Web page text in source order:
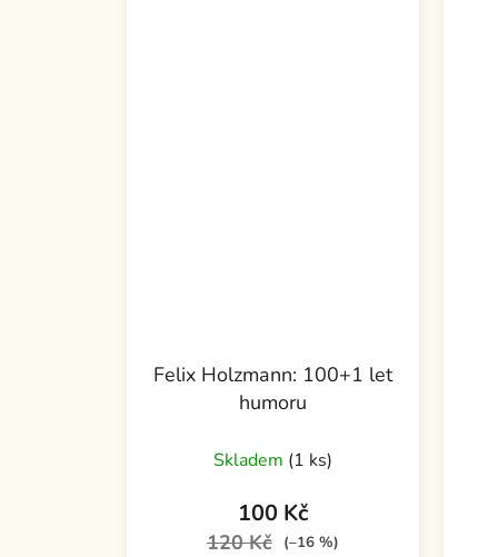
Felix Holzmann: 100+1 let
humoru
Skladem (1 ks)
100 Kč
120 Kč (–16 %)